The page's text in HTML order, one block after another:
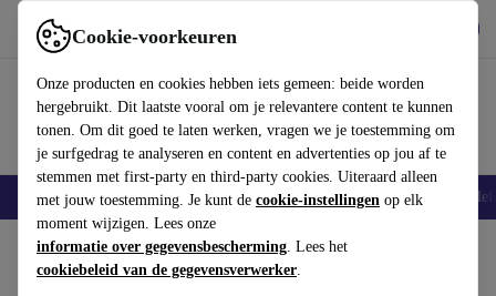
Cookie-voorkeuren
Onze producten en cookies hebben iets gemeen: beide worden
hergebruikt. Dit laatste vooral om je relevantere content te kunnen
tonen. Om dit goed te laten werken, vragen we je toestemming om
je surfgedrag te analyseren en content en advertenties op jou af te
stemmen met first-party en third-party cookies. Uiteraard alleen
met jouw toestemming. Je kunt de cookie-instellingen op elk
moment wijzigen. Lees onze
informatie over gegevensbescherming. Lees het
cookiebeleid van de gegevensverwerker.
Gebruik refurbed snel en eenvoudig
Smartphones Laptops Tablets Smartwatches Accessoires
Home Jouw voordelen
Het proces van refurbed Duurzaamheid